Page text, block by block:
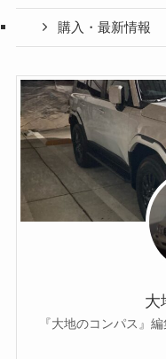
購入・最新情報
大
『大地のコンパス』